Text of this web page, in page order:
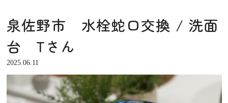
泉佐野市 水栓蛇口交換 / 洗面
台 Tさん
2025.06.11